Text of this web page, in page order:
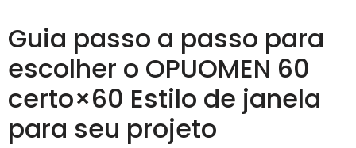
Guia passo a passo para
escolher o OPUOMEN 60
certo×60 Estilo de janela
para seu projeto